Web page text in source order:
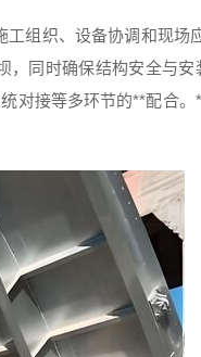
组织、设备协调和现场
同时确保结构安全与
对接等多环节的**配合。